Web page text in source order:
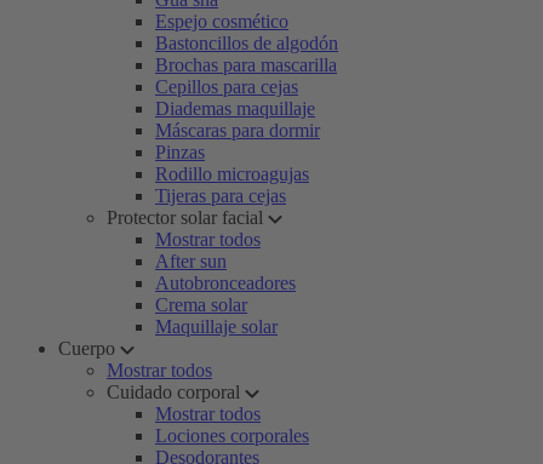
Espejo cosmético
Bastoncillos de algodón
Brochas para mascarilla
Cepillos para cejas
Diademas maquillaje
Máscaras para dormir
Pinzas
Rodillo microagujas
Tijeras para cejas
Protector solar facial
Mostrar todos
After sun
Autobronceadores
Crema solar
Maquillaje solar
Cuerpo
Mostrar todos
Cuidado corporal
Mostrar todos
Lociones corporales
Desodorantes